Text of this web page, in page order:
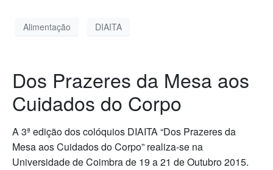
Alimentação DIAITA
Dos Prazeres da Mesa aos
Cuidados do Corpo
A 3ª edição dos colóquios DIAITA “Dos Prazeres da
Mesa aos Cuidados do Corpo” realiza-se na
Universidade de Coimbra de 19 a 21 de Outubro 2015.